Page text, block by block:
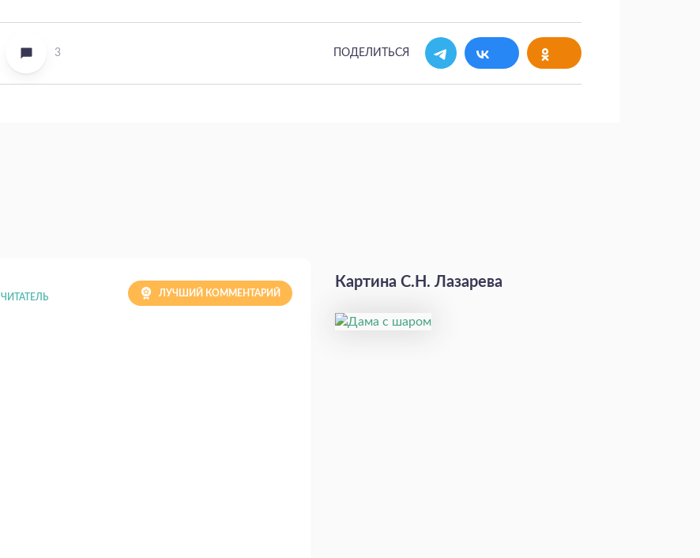
3 ПОДЕЛИТЬСЯ
ЧИТАТЕЛЬ ЛУЧШИЙ КОММЕНТАРИЙ
Картина С.Н. Лазарева